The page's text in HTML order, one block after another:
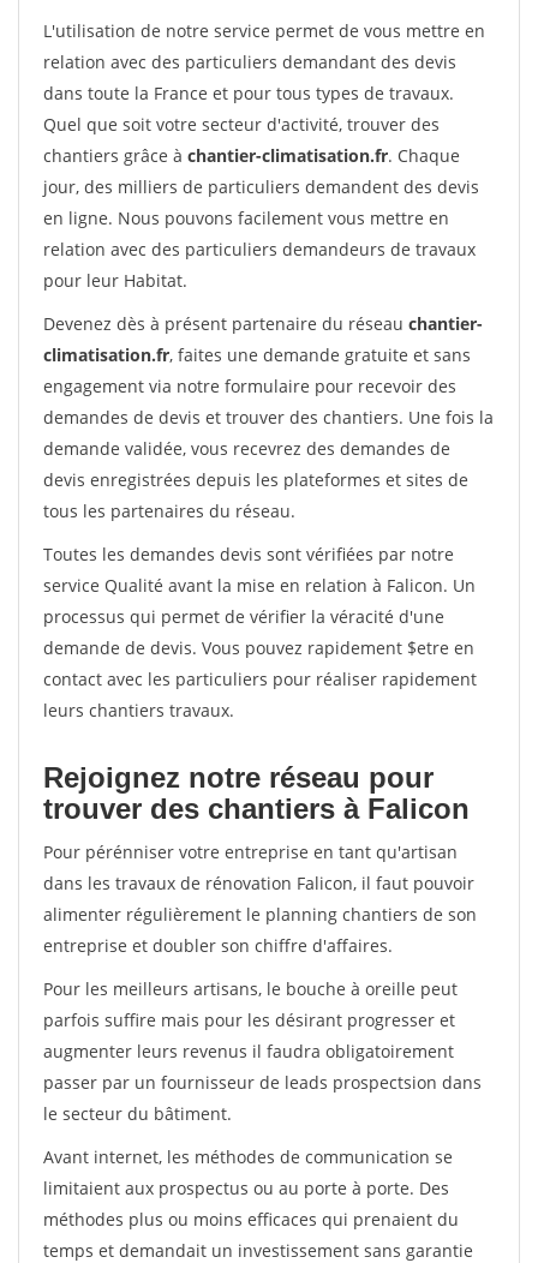
L'utilisation de notre service permet de vous mettre en
relation avec des particuliers demandant des devis
dans toute la France et pour tous types de travaux.
Quel que soit votre secteur d'activité, trouver des
chantiers grâce à chantier-climatisation.fr. Chaque
jour, des milliers de particuliers demandent des devis
en ligne. Nous pouvons facilement vous mettre en
relation avec des particuliers demandeurs de travaux
pour leur Habitat.
Devenez dès à présent partenaire du réseau chantier-
climatisation.fr, faites une demande gratuite et sans
engagement via notre formulaire pour recevoir des
demandes de devis et trouver des chantiers. Une fois la
demande validée, vous recevrez des demandes de
devis enregistrées depuis les plateformes et sites de
tous les partenaires du réseau.
Toutes les demandes devis sont vérifiées par notre
service Qualité avant la mise en relation à Falicon. Un
processus qui permet de vérifier la véracité d'une
demande de devis. Vous pouvez rapidement $etre en
contact avec les particuliers pour réaliser rapidement
leurs chantiers travaux.
Rejoignez notre réseau pour
trouver des chantiers à Falicon
Pour pérénniser votre entreprise en tant qu'artisan
dans les travaux de rénovation Falicon, il faut pouvoir
alimenter régulièrement le planning chantiers de son
entreprise et doubler son chiffre d'affaires.
Pour les meilleurs artisans, le bouche à oreille peut
parfois suffire mais pour les désirant progresser et
augmenter leurs revenus il faudra obligatoirement
passer par un fournisseur de leads prospectsion dans
le secteur du bâtiment.
Avant internet, les méthodes de communication se
limitaient aux prospectus ou au porte à porte. Des
méthodes plus ou moins efficaces qui prenaient du
temps et demandait un investissement sans garantie